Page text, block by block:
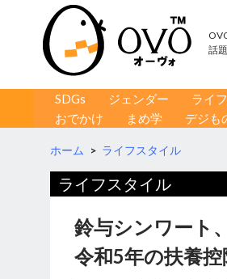
話
コンテンツへ移動
SDGs ジェンダー ライ
おでかけ
まめ学 デジも
ホーム > ライフスタイル
ライフスタイル
鈴与シンワート
令和5年の扶養